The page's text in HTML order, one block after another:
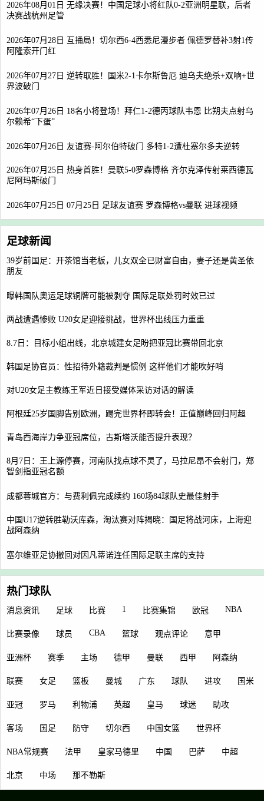
2026年08月01日 无缘决赛！中国足球小将红队0-2亚洲明星联，后者
决赛战杭州足管
2026年07月28日 互捅局！切尔西6-4西悉尼漫步者 佩德罗替补3射1传
阿隆索开门红
2026年07月27日 逆转取胜！国米2-1卡尔斯鲁厄 迪乌夫绝杀+双响+世
界波破门
2026年07月26日 18名小将登场！拜仁1-2德丙球队韦恩 比朔夫点射乌
尔赖希“下蛋”
2026年07月26日 友谊赛-阿尔伯特破门 多特1-2遭杜塞尔多夫逆转
2026年07月25日 热身首胜！曼联5-0罗森博格 齐尔克泽传射莱西德瓦
尼阿玛斯破门
2026年07月25日 07月25日 足球友谊赛 罗森博格vs曼联 进球视频
足球新闻
39岁前国足：开茶馆当老板，儿女双全已财富自由，妻子还是黄圣依
朋友
曝韩国队奥运足球铜牌可能被剥夺 国际足联处罚时效已过
两战遭遇惨败 U20女足迎接挑战，世界杯出线压力重重
8.7日：目标小组出线，北京城建女足盼把亚冠比赛带回北京
韩国足协官员：性招待外籍裁判是惯例 这样他们才能吹好哨
对U20女足主教练王军近日接受媒体采访对话的解读
阿根廷25岁国脚告别欧洲，踢完世界杯即转会！正值巅峰回归阿超
青岛西海岸力争亚冠席位，古斯塔沃能否提升表现？
8月7日：王上源停赛，河南队找点球不灵了，马拉尼昂不会射门，郑
智剑指亚冠名额
成都蓉城官方：与费利佩完成续约 160场84球队史最佳射手
中国U17逆转胜勒沃库森，淘汰赛对阵揭晓：国足将战河床，上海迎
战阿森纳
塞尔维亚足协撤回对因凡蒂诺连任国际足联主席的支持
热门球队
消息资讯 足球 比赛 1 比赛集锦 欧冠 NBA
比赛录像 球员 CBA 篮球 观点评论 意甲
亚洲杯 赛季 主场 德甲 曼联 西甲 阿森纳
联赛 女足 篮板 曼城 广东 球队 进攻 国米
亚冠 罗马 利物浦 英超 皇马 球迷 助攻
客场 国足 防守 切尔西 中国女篮 世界杯
NBA常规赛 法甲 皇家马德里 中国 巴萨 中超
北京 中场 那不勒斯